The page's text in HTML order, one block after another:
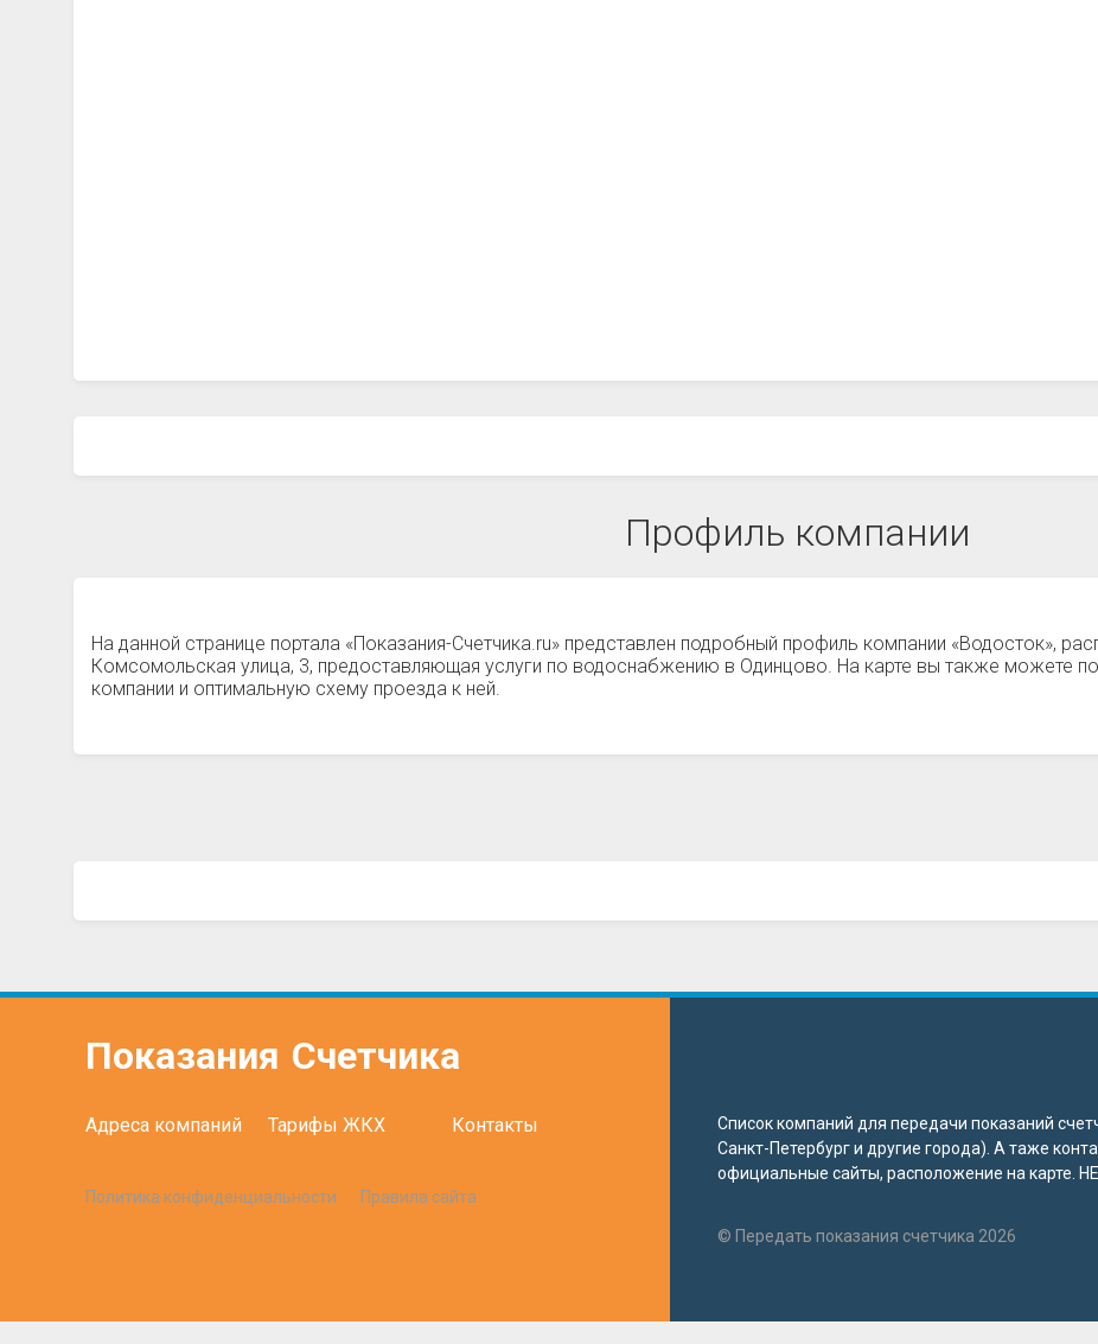
Профиль компании
На данной странице портала «Показания-Счетчика.ru» представлен подробный профиль компании «Водосток»,
Комсомольская улица, 3, предоставляющая услуги по водоснабжению в Одинцово. На карте вы также можете
компании и оптимальную схему проезда к ней.
Показания Счетчика
Адреса компаний Тарифы ЖКХ Контакты
Политика конфиденциальности Правила сайта
Список компаний для передачи показаний
Санкт-Петербург и другие города). А таже
официальные сайты, расположение на карте.
© Передать показания счетчика 2026